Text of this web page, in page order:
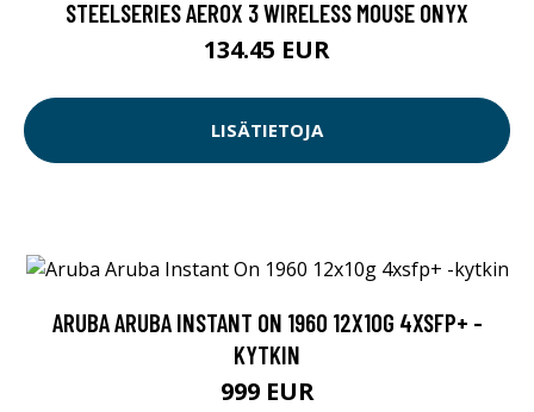
STEELSERIES AEROX 3 WIRELESS MOUSE ONYX
134.45 EUR
LISÄTIETOJA
ARUBA ARUBA INSTANT ON 1960 12X10G 4XSFP+ -
KYTKIN
999 EUR